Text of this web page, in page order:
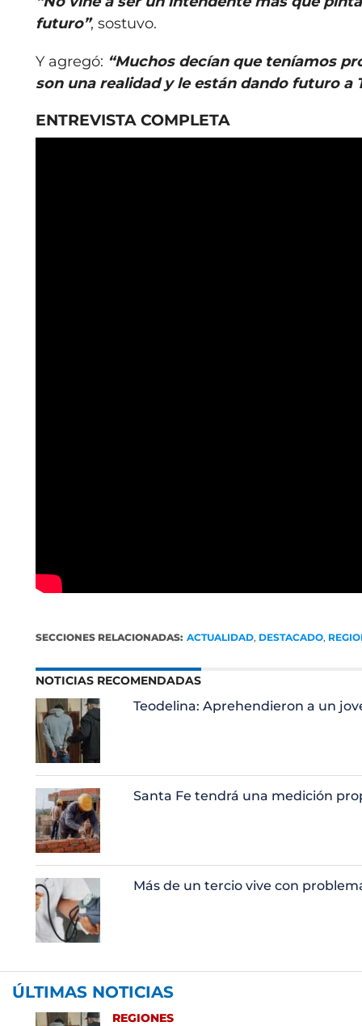
futuro”, sostuvo.
Y agregó: “Muchos decían que teníamos
son una realidad y le están dando futuro a
ENTREVISTA COMPLETA
SECCIONES RELACIONADAS: ACTUALIDAD, DESTACADO,
NOTICIAS RECOMENDADAS
Teodelina: Aprehendieron a un
Santa Fe tendrá una medición
Más de un tercio vive con
ÚLTIMAS NOTICIAS
REGIONES